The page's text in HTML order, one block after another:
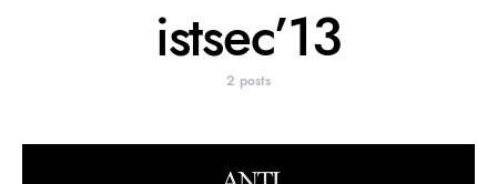
istsec’13
2 posts